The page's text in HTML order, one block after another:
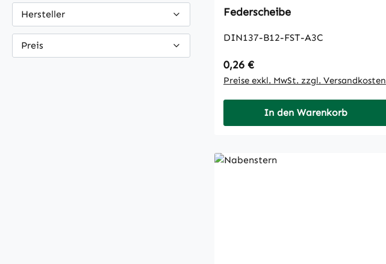
Hersteller
Preis
Federscheibe
DIN137-B12-FST-A3C
Regulärer Preis:
0,26 €
Preise exkl. MwSt. zzgl. Versandkosten
In den Warenkorb